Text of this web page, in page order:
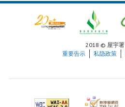
2018 © 屋宇署
重要告示
私隐政策